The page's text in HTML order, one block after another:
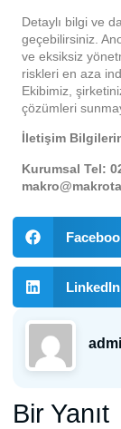
Detaylı bilgi ve
geçebilirsiniz.
ve eksiksiz
riskleri en aza
Ekibimiz,
çözümleri
İletişim
Kurumsal Tel:
LinkedIn
Bir Yanıt